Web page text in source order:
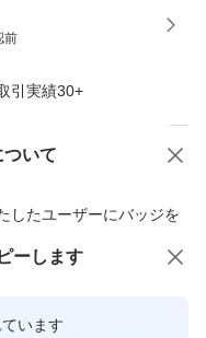
前
引実績30+
いて
したユーザーにバッジを
なユーザーです
商品への質問
ーします
います